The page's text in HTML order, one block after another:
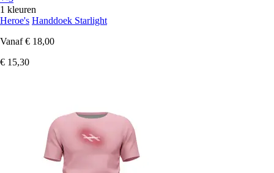
1 kleuren
Heroe's Handdoek Starlight
Vanaf € 18,00
€ 15,30